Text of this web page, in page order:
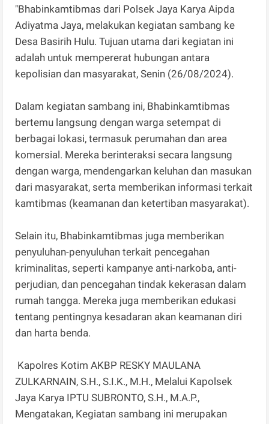
"Bhabinkamtibmas dari Polsek Jaya Karya Aipda
Adiyatma Jaya, melakukan kegiatan sambang ke
Desa Basirih Hulu. Tujuan utama dari kegiatan ini
adalah untuk mempererat hubungan antara
kepolisian dan masyarakat, Senin (26/08/2024).
Dalam kegiatan sambang ini, Bhabinkamtibmas
bertemu langsung dengan warga setempat di
berbagai lokasi, termasuk perumahan dan area
komersial. Mereka berinteraksi secara langsung
dengan warga, mendengarkan keluhan dan masukan
dari masyarakat, serta memberikan informasi terkait
kamtibmas (keamanan dan ketertiban masyarakat).
Selain itu, Bhabinkamtibmas juga memberikan
penyuluhan-penyuluhan terkait pencegahan
kriminalitas, seperti kampanye anti-narkoba, anti-
perjudian, dan pencegahan tindak kekerasan dalam
rumah tangga. Mereka juga memberikan edukasi
tentang pentingnya kesadaran akan keamanan diri
dan harta benda.
Kapolres Kotim AKBP RESKY MAULANA
ZULKARNAIN, S.H., S.I.K., M.H., Melalui Kapolsek
Jaya Karya IPTU SUBRONTO, S.H., M.A.P.,
Mengatakan, Kegiatan sambang ini merupakan